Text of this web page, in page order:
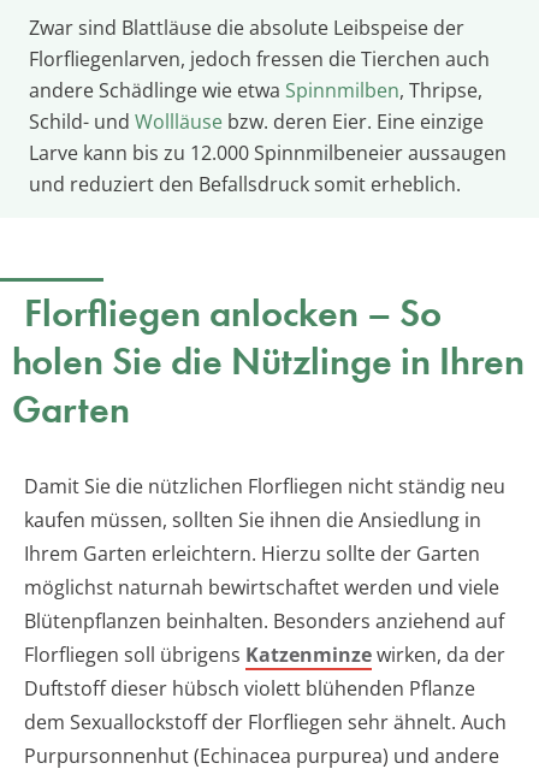
Zwar sind Blattläuse die absolute Leibspeise der
Florfliegenlarven, jedoch fressen die Tierchen auch
andere Schädlinge wie etwa Spinnmilben, Thripse,
Schild- und Wollläuse bzw. deren Eier. Eine einzige
Larve kann bis zu 12.000 Spinnmilbeneier aussaugen
und reduziert den Befallsdruck somit erheblich.
Florfliegen anlocken – So
holen Sie die Nützlinge in Ihren
Garten
Damit Sie die nützlichen Florfliegen nicht ständig neu
kaufen müssen, sollten Sie ihnen die Ansiedlung in
Ihrem Garten erleichtern. Hierzu sollte der Garten
möglichst naturnah bewirtschaftet werden und viele
Blütenpflanzen beinhalten. Besonders anziehend auf
Florfliegen soll übrigens Katzenminzewirken, da der
Duftstoff dieser hübsch violett blühenden Pflanze
dem Sexuallockstoff der Florfliegen sehr ähnelt. Auch
Purpursonnenhut (Echinacea purpurea) und andere